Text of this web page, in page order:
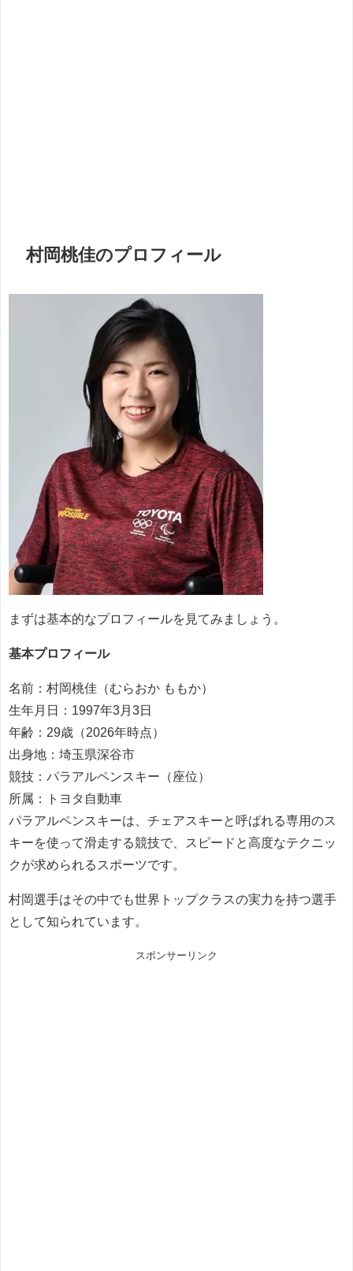
村岡桃佳のプロフィール
まずは基本的なプロフィールを見てみましょう。
基本プロフィール
名前：村岡桃佳（むらおか ももか）
生年月日：1997年3月3日
年齢：29歳（2026年時点）
出身地：埼玉県深谷市
競技：パラアルペンスキー（座位）
所属：トヨタ自動車
パラアルペンスキーは、チェアスキーと呼ばれる専用のス
キーを使って滑走する競技で、スピードと高度なテクニッ
クが求められるスポーツです。
村岡選手はその中でも世界トップクラスの実力を持つ選手
として知られています。
スポンサーリンク